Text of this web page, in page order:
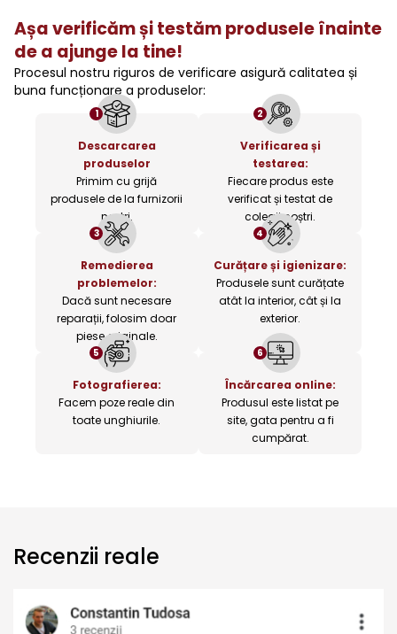
Așa verificăm și testăm produsele înainte
de a ajunge la tine!
Procesul nostru riguros de verificare asigură calitatea și
buna funcționare a produselor:
1
Descarcarea
produselor
Primim cu grijă
produsele de la furnizorii
noștri.
2
Verificarea și
testarea:
Fiecare produs este
verificat și testat de
colegii noștri.
3
Remedierea
problemelor:
Dacă sunt necesare
reparații, folosim doar
piese originale.
4
Curățare și igienizare:
Produsele sunt curățate
atât la interior, cât și la
exterior.
5
Fotografierea:
Facem poze reale din
toate unghiurile.
6
Încărcarea online:
Produsul este listat pe
site, gata pentru a fi
cumpărat.
Recenzii reale